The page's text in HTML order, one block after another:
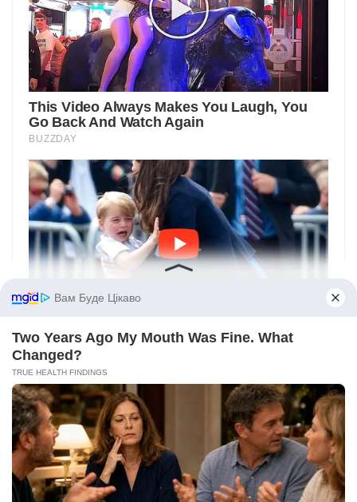
Вам Буде Цікаво
Two Years Ago My Mouth Was Fine. What
Changed?
TRUE HEALTH FINDINGS